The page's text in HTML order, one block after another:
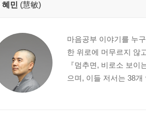
혜민 (慧敏)
마음공부 이야기를 누
한 위로에 머무르지 않
『멈추면, 비로소 보
으며, 이들 저서는 38